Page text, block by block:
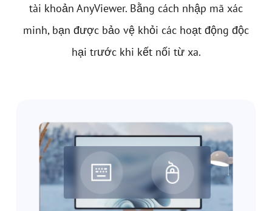
tài khoản AnyViewer. Bằng cách nhập mã xác
minh, bạn được bảo vệ khỏi các hoạt động độc
hại trước khi kết nối từ xa.